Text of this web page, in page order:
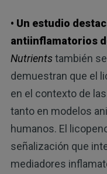
• Un estudio
antiinflamatorios
Nutrientstambién
demuestran que el
en el contexto de
tanto en modelos
humanos. El
señalización que
mediadores